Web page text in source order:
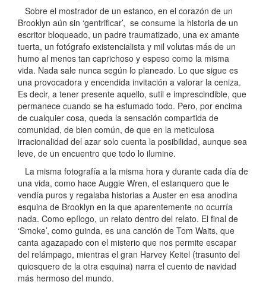
Sobre el mostrador de un estanco, en el corazón de un
Brooklyn aún sin ‘gentrificar’, se consume la historia de un
escritor bloqueado, un padre traumatizado, una ex amante
tuerta, un fotógrafo existencialista y mil volutas más de un
humo al menos tan caprichoso y espeso como la misma
vida. Nada sale nunca según lo planeado. Lo que sigue es
una provocadora y encendida invitación a valorar la ceniza.
Es decir, a tener presente aquello, sutil e imprescindible, que
permanece cuando se ha esfumado todo. Pero, por encima
de cualquier cosa, queda la sensación compartida de
comunidad, de bien común, de que en la meticulosa
irracionalidad del azar solo cuenta la posibilidad, aunque sea
leve, de un encuentro que todo lo ilumine.
La misma fotografía a la misma hora y durante cada día de
una vida, como hace Auggie Wren, el estanquero que le
vendía puros y regalaba historias a Auster en esa anodina
esquina de Brooklyn en la que aparentemente no ocurría
nada. Como epílogo, un relato dentro del relato. El final de
‘Smoke’, como guinda, es una canción de Tom Waits, que
canta agazapado con el misterio que nos permite escapar
del relámpago, mientras el gran Harvey Keitel (trasunto del
quiosquero de la otra esquina) narra el cuento de navidad
más hermoso del mundo.